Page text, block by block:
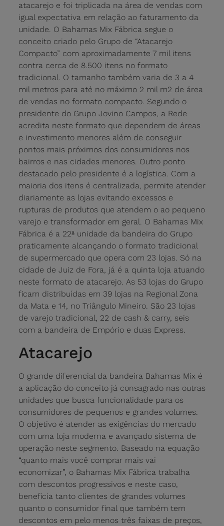
atacarejo e foi triplicada na área de vendas com
igual expectativa em relação ao faturamento da
unidade. O Bahamas Mix Fábrica segue o
conceito criado pelo Grupo de “Atacarejo
Compacto” com aproximadamente 7 mil itens
contra cerca de 8.500 itens no formato
tradicional. O tamanho também varia de 3 a 4
mil metros para até no máximo 2 mil m2 de área
de vendas no formato compacto. Segundo o
presidente do Grupo Jovino Campos, a Rede
acredita neste formato que dependem de áreas
e investimento menores além de conseguir
pontos mais próximos dos consumidores nos
bairros e nas cidades menores. Outro ponto
destacado pelo presidente é a logística. Com a
maioria dos itens é centralizada, permite atender
diariamente as lojas evitando excessos e
rupturas de produtos que atendem o ao pequeno
varejo e transformador em geral. O Bahamas Mix
Fábrica é a 22ª unidade da bandeira do Grupo
praticamente alcançando o formato tradicional
de supermercado que opera com 23 lojas. Só na
cidade de Juiz de Fora, já é a quinta loja atuando
neste formato de atacarejo. As 53 lojas do Grupo
ficam distribuídas em 39 lojas na Regional Zona
da Mata e 14, no Triângulo Mineiro. São 23 lojas
de varejo tradicional, 22 de cash & carry, seis
com a bandeira de Empório e duas Express.
Atacarejo
O grande diferencial da bandeira Bahamas Mix é
a aplicação do conceito já consagrado nas outras
unidades que busca funcionalidade para os
consumidores de pequenos e grandes volumes.
O objetivo é atender as exigências do mercado
com uma loja moderna e avançado sistema de
operação neste segmento. Baseado na equação
“quanto mais você comprar mais vai
economizar”, o Bahamas Mix Fábrica trabalha
com descontos progressivos e neste caso,
beneficia tanto clientes de grandes volumes
quanto o consumidor final que também tem
descontos em pelo menos três faixas de preços,